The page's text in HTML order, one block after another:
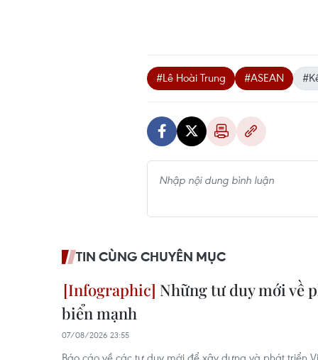
#Lê Hoài Trung #ASEAN
TIN CÙNG CHUYÊN MỤC
Những tư duy mới về
biển mạnh
07/08/2026 23:55
Báo cáo về các tư duy mới để xây dựng và phát triển